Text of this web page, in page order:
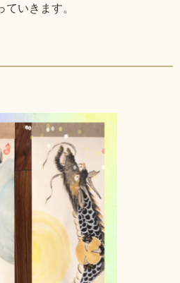
いきます。